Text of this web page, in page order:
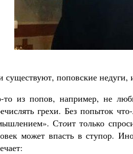
существуют, поповские недуги,
то из попов, например, не
грехи. Без попыток
Стоит только
может впасть в ступор.